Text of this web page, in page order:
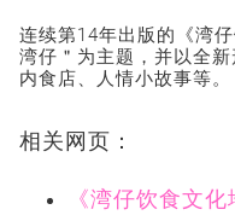
连续第14年出版的《湾
湾仔＂为主题，并以全
内食店、人情小故事等。
相关网页：
《湾仔饮食文